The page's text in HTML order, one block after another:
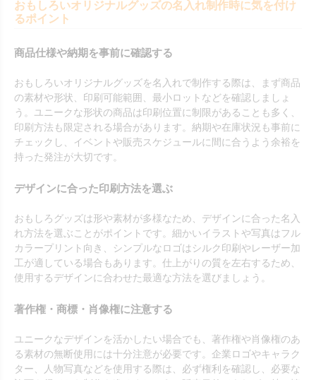
おもしろいオリジナルグッズの名入れ制作時に気を付け
るポイント
商品仕様や納期を事前に確認する
おもしろいオリジナルグッズを名入れで制作する際は、まず商品
の素材や形状、印刷可能範囲、最小ロットなどを確認しましょ
う。ユニークな形状の商品は印刷位置に制限があることも多く、
印刷方法も限定される場合があります。納期や在庫状況も事前に
チェックし、イベントや販売スケジュールに間に合うよう余裕を
持った発注が大切です。
デザインに合った印刷方法を選ぶ
おもしろグッズは形や素材が多様なため、デザインに合った名入
れ方法を選ぶことがポイントです。細かいイラストや写真はフル
カラープリント向き、シンプルなロゴはシルク印刷やレーザー加
工が適している場合もあります。仕上がりの質を左右するため、
使用するデザインに合わせた最適な方法を選びましょう。
著作権・商標・肖像権に注意する
ユニークなデザインを活かしたい場合でも、著作権や肖像権のあ
る素材の無断使用には十分注意が必要です。企業ロゴやキャラク
ター、人物写真などを使用する際は、必ず権利を確認し、必要な